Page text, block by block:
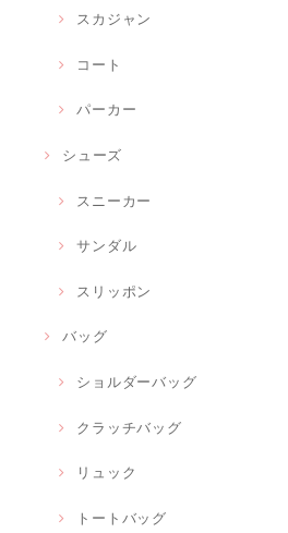
スカジャン
コート
パーカー
シューズ
スニーカー
サンダル
スリッポン
バッグ
ショルダーバッグ
クラッチバッグ
リュック
トートバッグ